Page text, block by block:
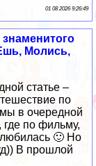
01 08 2026 9:26:49
знаменитого
Молись,
статье –
по
в очередной
по фильму,
🙂 Но
В прошлой